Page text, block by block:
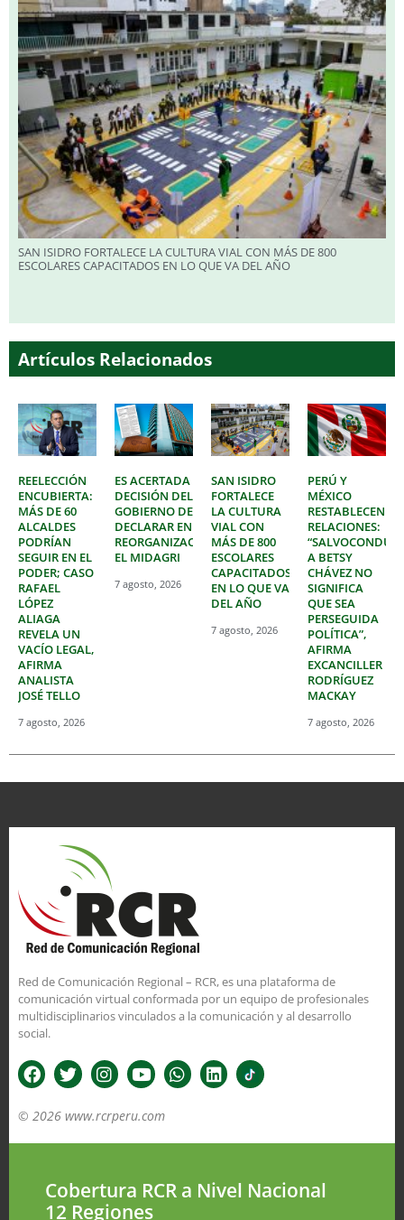
SAN ISIDRO FORTALECE LA CULTURA VIAL CON MÁS DE 800
ESCOLARES CAPACITADOS EN LO QUE VA DEL AÑO
Artículos Relacionados
REELECCIÓN
ENCUBIERTA:
MÁS DE 60
ALCALDES
PODRÍAN
SEGUIR EN EL
PODER; CASO
RAFAEL
LÓPEZ
ALIAGA
REVELA UN
VACÍO LEGAL,
AFIRMA
ANALISTA
JOSÉ TELLO
7 agosto, 2026
ES ACERTADA
DECISIÓN DEL
GOBIERNO DE
DECLARAR EN
REORGANIZACIÓN
EL MIDAGRI
7 agosto, 2026
SAN ISIDRO
FORTALECE
LA CULTURA
VIAL CON
MÁS DE 800
ESCOLARES
CAPACITADOS
EN LO QUE VA
DEL AÑO
7 agosto, 2026
PERÚ Y
MÉXICO
RESTABLECEN
RELACIONES:
A BETSY
CHÁVEZ NO
SIGNIFICA
QUE SEA
PERSEGUIDA
POLÍTICA”,
AFIRMA
EXCANCILLER
RODRÍGUEZ
MACKAY
7 agosto, 2026
Red de Comunicación Regional – RCR, es una plataforma de
comunicación virtual conformada por un equipo de profesionales
multidisciplinarios vinculados a la comunicación y al desarrollo
social.
© 2026 www.rcrperu.com
Cobertura RCR a Nivel Nacional
12 Regiones